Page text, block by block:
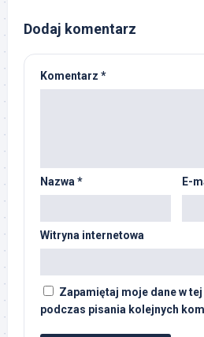
Dodaj komentarz
Komentarz *
Nazwa * E-
Witryna internetowa
Zapamiętaj moje dane w
podczas pisania kolejnych